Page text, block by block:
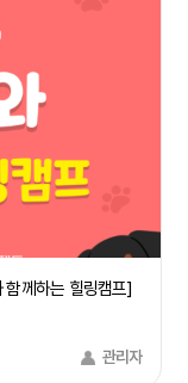
께하는 힐링캠프]
관리자